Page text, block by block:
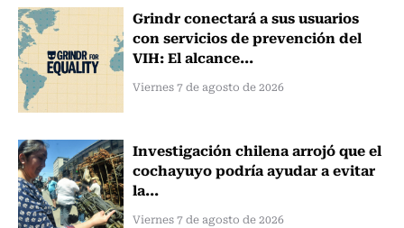
Grindr conectará a sus usuarios
con servicios de prevención del
VIH: El alcance...
Viernes 7 de agosto de 2026
Investigación chilena arrojó que el
cochayuyo podría ayudar a evitar
la...
Viernes 7 de agosto de 2026